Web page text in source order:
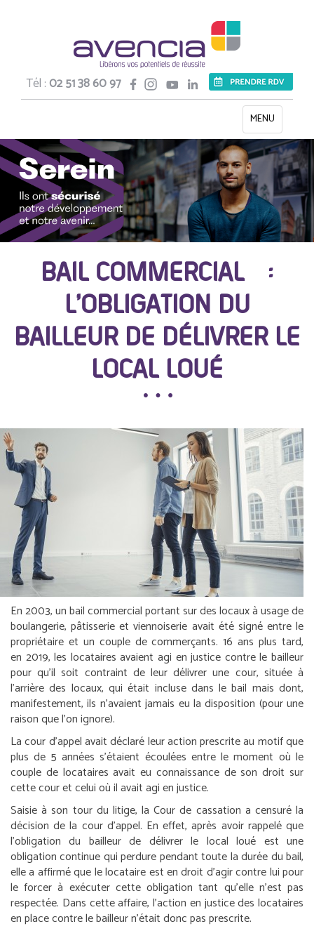
Tél :02 51 38 60 97
Toggle
navigation
MENU
BAIL COMMERCIAL :
L’OBLIGATION DU
BAILLEUR DE DÉLIVRER LE
LOCAL LOUÉ
En 2003, un bail commercial portant sur des locaux à usage de
boulangerie, pâtisserie et viennoiserie avait été signé entre le
propriétaire et un couple de commerçants. 16 ans plus tard,
en 2019, les locataires avaient agi en justice contre le bailleur
pour qu’il soit contraint de leur délivrer une cour, située à
l’arrière des locaux, qui était incluse dans le bail mais dont,
manifestement, ils n’avaient jamais eu la disposition (pour une
raison que l’on ignore).
La cour d’appel avait déclaré leur action prescrite au motif que
plus de 5 années s’étaient écoulées entre le moment où le
couple de locataires avait eu connaissance de son droit sur
cette cour et celui où il avait agi en justice.
Saisie à son tour du litige, la Cour de cassation a censuré la
décision de la cour d’appel. En effet, après avoir rappelé que
l’obligation du bailleur de délivrer le local loué est une
obligation continue qui perdure pendant toute la durée du bail,
elle a affirmé que le locataire est en droit d’agir contre lui pour
le forcer à exécuter cette obligation tant qu’elle n’est pas
respectée. Dans cette affaire, l’action en justice des locataires
en place contre le bailleur n’était donc pas prescrite.